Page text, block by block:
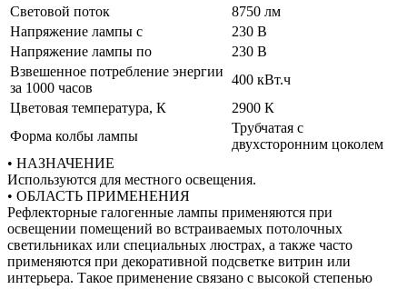
Световой поток
8750 лм
Напряжение лампы с
230 В
Напряжение лампы по
230 В
Взвешенное потребление энергии
за 1000 часов
400 кВт.ч
Цветовая температура, К
2900 К
Форма колбы лампы
Трубчатая с
двухсторонним цоколем
• НАЗНАЧЕНИЕ
Используются для местного освещения.
• ОБЛАСТЬ ПРИМЕНЕНИЯ
Рефлекторные галогенные лампы применяются при
освещении помещений во встраиваемых потолочных
светильниках или специальных люстрах, а также часто
применяются при декоративной подсветке витрин или
интерьера. Такое применение связано с высокой степенью